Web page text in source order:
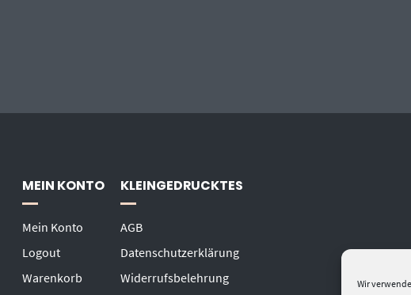
Wir
MEIN KONTO
Mein Konto
Logout
Warenkorb
KLEINGEDRUCKTES
AGB
Datenschutzerklärung
Widerrufsbelehrung